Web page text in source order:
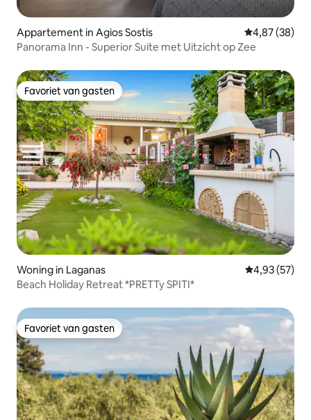
Appartement in Agios Sostis Gemiddelde
4,87 (38)
Panorama Inn - Superior Suite met Uitzicht op Zee
Favoriet van gasten
Favoriet van gasten
Woning in Laganas Gemiddelde
4,93 (57)
Beach Holiday Retreat *PRETTy SPITI*
Favoriet van gasten
Favoriet van gasten